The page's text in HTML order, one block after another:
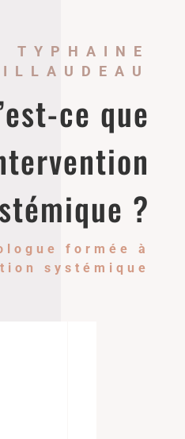
TYPHAINE
ce que
?
formée à
systémique